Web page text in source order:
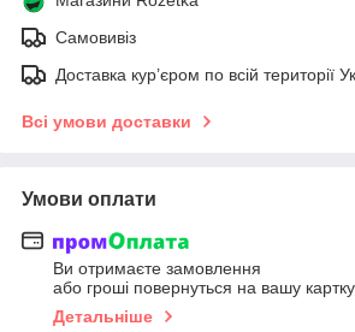
Самовивіз
Доставка кур’єром по всій території
Всі умови доставки
Умови оплати
Ви отримаєте замовлення
або гроші повернуться на вашу картку
Детальніше